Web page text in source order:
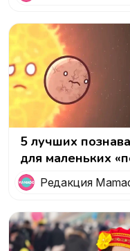
5 лучших
для маленьких
Редакция